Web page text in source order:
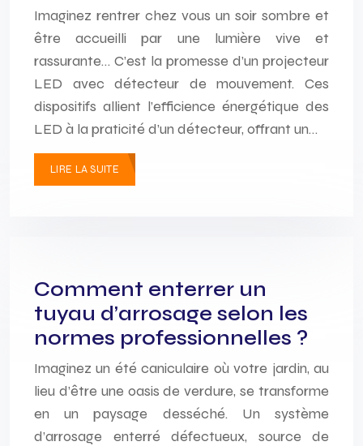
Imaginez rentrer chez vous un soir sombre et
être accueilli par une lumière vive et
rassurante… C’est la promesse d’un projecteur
LED avec détecteur de mouvement. Ces
dispositifs allient l’efficience énergétique des
LED à la praticité d’un détecteur, offrant un…
LIRE LA SUITE
Comment enterrer un
tuyau d’arrosage selon les
normes professionnelles ?
Imaginez un été caniculaire où votre jardin, au
lieu d’être une oasis de verdure, se transforme
en un paysage desséché. Un système
d’arrosage enterré défectueux, source de